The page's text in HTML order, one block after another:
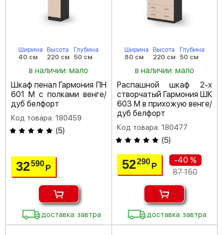
Ширина
40 см
Высота
220 см
Глубина
50 см
в наличии: мало
Шкаф пенал Гармония ПН
601 М с полками венге/
дуб белфорт
Код товара: 180459
(5)
32590Р
доставка: завтра
Ширина
80 см
Высота
220 см
Глубина
50 см
в наличии: мало
Распашной шкаф 2-х
створчатый Гармония ШК
603 М в прихожую венге/
дуб белфорт
Код товара: 180477
(5)
52290 Р
-40 %
87 150
доставка: завтра